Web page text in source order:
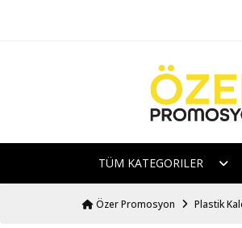
TÜM KATEGORILER
Özer Promosyon Plastik